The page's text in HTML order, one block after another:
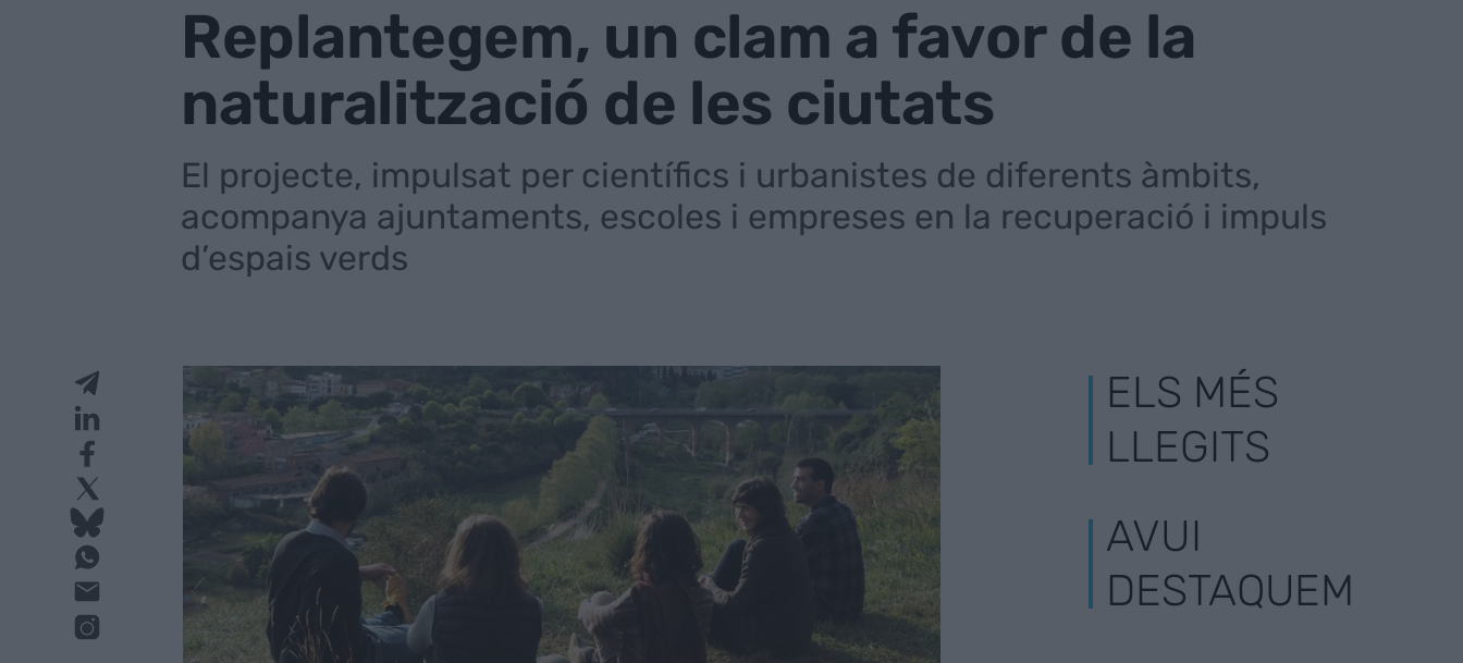
Replantegem, un clam a favor de la
naturalització de les ciutats
El projecte, impulsat per científics i urbanistes de diferents àmbits,
acompanya ajuntaments, escoles i empreses en la recuperació i impuls
d’espais verds
ELS MÉS
LLEGITS
AVUI
DESTAQUEM